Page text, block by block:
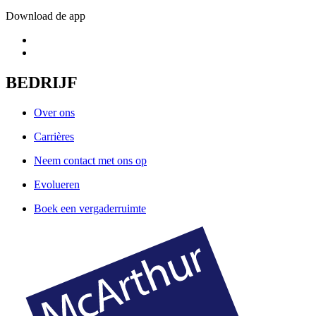
Download de app
BEDRIJF
Over ons
Carrières
Neem contact met ons op
Evolueren
Boek een vergaderruimte